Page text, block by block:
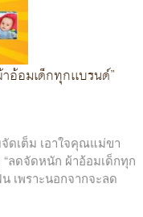
อมเด็กทุกเเบรนด์”
ดเต็ม เอาใจคุณแม่ขา
ลดจัดหนัก ผ้าอ้อมเด็กทุก
เพราะนอกจากจะลด